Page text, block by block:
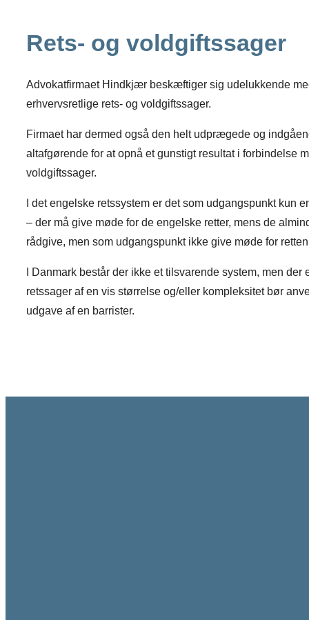
Rets- og voldgiftssager
Advokatfirmaet Hindkjær beskæftiger sig udelukkende
erhvervsretlige rets- og voldgiftssager.
Firmaet har dermed også den helt udprægede og
altafgørende for at opnå et gunstigt resultat i forbindelse
voldgiftssager.
I det engelske retssystem er det som udgangspunkt kun
– der må give møde for de engelske retter, mens de
rådgive, men som udgangspunkt ikke give møde for
I Danmark består der ikke et tilsvarende system, men
retssager af en vis størrelse og/eller kompleksitet bør
udgave af en barrister.